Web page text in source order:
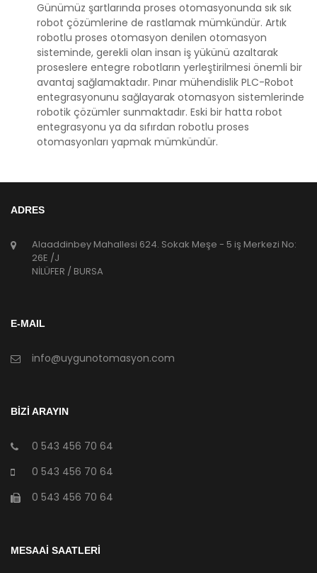
Günümüz şartlarında proses otomasyonunda sık sık
robot çözümlerine de rastlamak mümkündür. Artık
robotlu proses otomasyon denilen otomasyon
sisteminde, gerekli olan insan iş yükünü azaltarak
proseslere entegre robotların yerleştirilmesi önemli bir
avantaj sağlamaktadır. Pınar mühendislik PLC-Robot
entegrasyonunu sağlayarak otomasyon sistemlerinde
robotik çözümler sunmaktadır. Eski bir hatta robot
entegrasyonu ya da sıfırdan robotlu proses
otomasyonları yapmak mümkündür.
ADRES
Alaaddinbey Mahallesi 624. Sokak Meşe - 5 iş Merkezi No:
26E /J
NİLÜFER / BURSA
E-MAIL
info@uygunotomasyon.com
BİZİ ARAYIN
0 543 456 70 64
0 543 456 70 64
0 543 456 70 64
MESAAİ SAATLERİ